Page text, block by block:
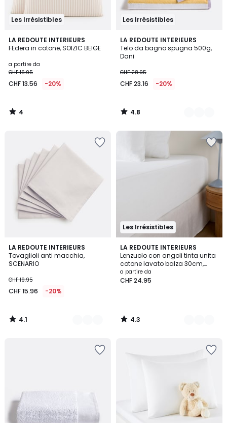
Les Irrésistibles
LA REDOUTE INTERIEURS
FEdera in cotone, SOIZIC BEIGE
a partire da
CHF 16.95
CHF 13.56 -20%
4
/
4
/
Les Irrésistibles
LA REDOUTE INTERIEURS
Telo da bagno spugna 500g,
Dani
CHF 28.95
CHF 23.16 -20%
4.8
/ 5
8
Colori
4.8
/
LA REDOUTE INTERIEURS
Tovaglioli anti macchia,
SCENARIO
CHF 19.95
CHF 15.96 -20%
4.1
/ 5
11
Colori
4.1
/
Les Irrésistibles
LA REDOUTE INTERIEURS
Lenzuolo con angoli tinta unita
cotone lavato balza 30cm,
Scenario
a partire da
CHF 24.95
4.3
/ 5
19
Colori
4.3
/